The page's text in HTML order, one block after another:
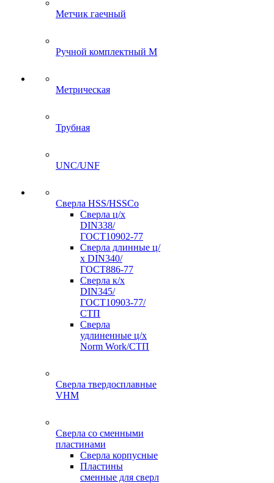
Метчик гаечный
Ручной комплектный M
Метрическая
Трубная
UNC/UNF
Сверла HSS/HSSCo
Сверла ц/х
DIN338/
ГОСТ10902-77
Сверла длинные ц/
х DIN340/
ГОСТ886-77
Сверла к/х
DIN345/
ГОСТ10903-77/
СТП
Сверла
удлиненные ц/х
Norm Work/СТП
Сверла твердосплавные
VHM
Сверла со сменными
пластинами
Сверла корпусные
Пластины
сменные для сверл